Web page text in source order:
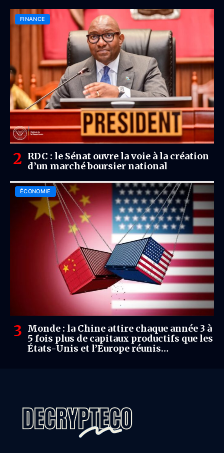
FINANCE
RDC : le Sénat ouvre la voie à la création
d’un marché boursier national
ÉCONOMIE
Monde : la Chine attire chaque année 3 à
5 fois plus de capitaux productifs que les
États-Unis et l’Europe réunis